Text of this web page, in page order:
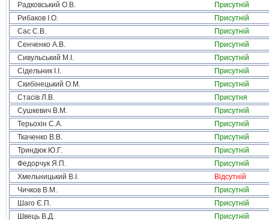
Радковський О.В.
Присутній
Рибаков І.О.
Присутній
Сас С.В.
Присутній
Сенченко А.В.
Присутній
Сивульський М.І.
Присутній
Сідельник І.І.
Присутній
Скибінецький О.М.
Присутній
Стасів Л.В.
Присутня
Сушкевич В.М.
Присутній
Терьохін С.А.
Присутній
Ткаченко В.В.
Присутній
Триндюк Ю.Г.
Присутній
Федорчук Я.П.
Присутній
Хмельницький В.І.
Відсутній
Чичков В.М.
Присутній
Шаго Є.П.
Присутній
Швець В.Д.
Присутній